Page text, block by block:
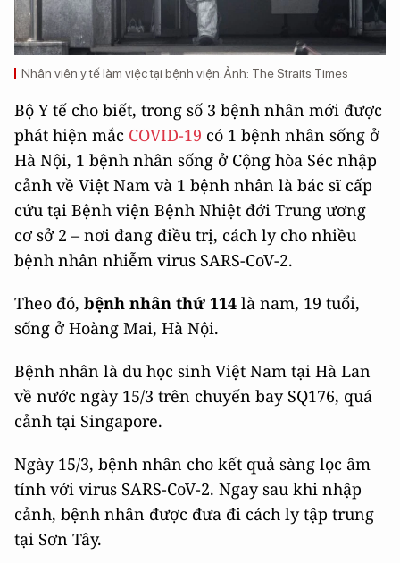
Nhân viên y tế làm việc tại bệnh viện. Ảnh: The Straits Times
Bộ Y tế cho biết, trong số 3 bệnh nhân mới được
phát hiện mắc COVID-19 có 1 bệnh nhân sống ở
Hà Nội, 1 bệnh nhân sống ở Cộng hòa Séc nhập
cảnh về Việt Nam và 1 bệnh nhân là bác sĩ cấp
cứu tại Bệnh viện Bệnh Nhiệt đới Trung ương
cơ sở 2 – nơi đang điều trị, cách ly cho nhiều
bệnh nhân nhiễm virus SARS-CoV-2.
Theo đó, bệnh nhân thứ 114 là nam, 19 tuổi,
sống ở Hoàng Mai, Hà Nội.
Bệnh nhân là du học sinh Việt Nam tại Hà Lan
về nước ngày 15/3 trên chuyến bay SQ176, quá
cảnh tại Singapore.
Ngày 15/3, bệnh nhân cho kết quả sàng lọc âm
tính với virus SARS-CoV-2. Ngay sau khi nhập
cảnh, bệnh nhân được đưa đi cách ly tập trung
tại Sơn Tây.